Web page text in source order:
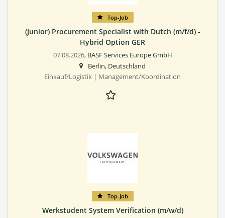
Top-Job
(Junior) Procurement Specialist with Dutch (m/f/d) -
Hybrid Option GER
07.08.2026, BASF Services Europe GmbH
Berlin, Deutschland
Einkauf/Logistik | Management/Koordination
Top-Job
Werkstudent System Verification (m/w/d)